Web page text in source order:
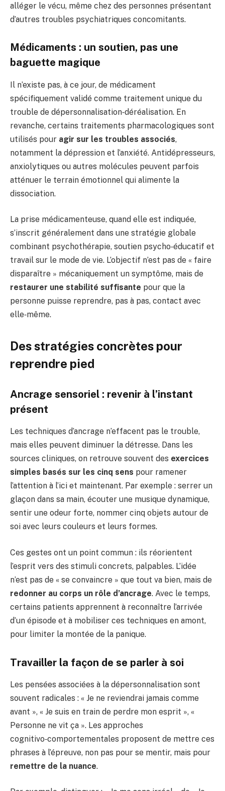
alléger le vécu, même chez des personnes présentant
d’autres troubles psychiatriques concomitants.
Médicaments : un soutien, pas une
baguette magique
Il n’existe pas, à ce jour, de médicament
spécifiquement validé comme traitement unique du
trouble de dépersonnalisation‑déréalisation. En
revanche, certains traitements pharmacologiques sont
utilisés pour agir sur les troubles associés,
notamment la dépression et l’anxiété. Antidépresseurs,
anxiolytiques ou autres molécules peuvent parfois
atténuer le terrain émotionnel qui alimente la
dissociation.
La prise médicamenteuse, quand elle est indiquée,
s’inscrit généralement dans une stratégie globale
combinant psychothérapie, soutien psycho‑éducatif et
travail sur le mode de vie. L’objectif n’est pas de « faire
disparaître » mécaniquement un symptôme, mais de
restaurer une stabilité suffisante pour que la
personne puisse reprendre, pas à pas, contact avec
elle‑même.
Des stratégies concrètes pour
reprendre pied
Ancrage sensoriel : revenir à l’instant
présent
Les techniques d’ancrage n’effacent pas le trouble,
mais elles peuvent diminuer la détresse. Dans les
sources cliniques, on retrouve souvent des exercices
simples basés sur les cinq sens pour ramener
l’attention à l’ici et maintenant. Par exemple : serrer un
glaçon dans sa main, écouter une musique dynamique,
sentir une odeur forte, nommer cinq objets autour de
soi avec leurs couleurs et leurs formes.
Ces gestes ont un point commun : ils réorientent
l’esprit vers des stimuli concrets, palpables. L’idée
n’est pas de « se convaincre » que tout va bien, mais de
redonner au corps un rôle d’ancrage. Avec le temps,
certains patients apprennent à reconnaître l’arrivée
d’un épisode et à mobiliser ces techniques en amont,
pour limiter la montée de la panique.
Travailler la façon de se parler à soi
Les pensées associées à la dépersonnalisation sont
souvent radicales : « Je ne reviendrai jamais comme
avant », « Je suis en train de perdre mon esprit », «
Personne ne vit ça ». Les approches
cognitivo‑comportementales proposent de mettre ces
phrases à l’épreuve, non pas pour se mentir, mais pour
remettre de la nuance.